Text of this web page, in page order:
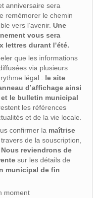
anniversaire sera
remémorer le chemin
vers l’avenir. Une
vous sera
lettres durant l’été.
que les informations
via plusieurs
légal : le site
d’affichage ainsi
le bulletin municipal
les références
et de la vie locale.
confirmer la maîtrise
de la souscription,
Nous reviendrons de
sur les détails de
municipal de fin
moment